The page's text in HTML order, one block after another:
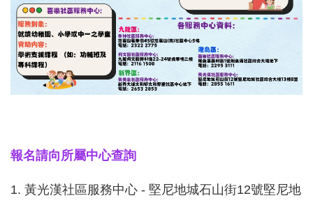
報名請向所屬中心查詢
1. 黃光漢社區服務中心 - 堅尼地城石山街12號堅尼地